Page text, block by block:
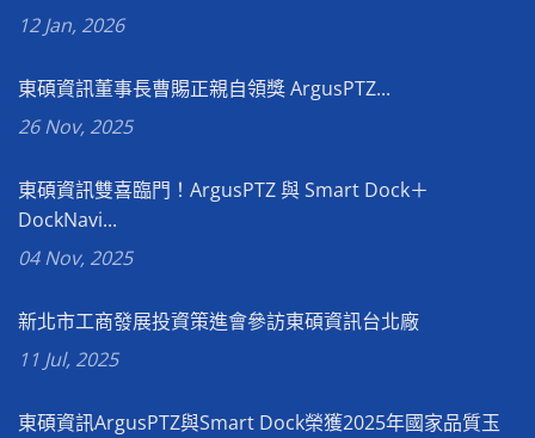
12 Jan, 2026
東碩資訊董事長曹賜正親自領獎 ArgusPTZ...
26 Nov, 2025
東碩資訊雙喜臨門！ArgusPTZ 與 Smart Dock＋
DockNavi...
04 Nov, 2025
新北市工商發展投資策進會參訪東碩資訊台北廠
11 Jul, 2025
東碩資訊ArgusPTZ與Smart Dock榮獲2025年國家品質玉